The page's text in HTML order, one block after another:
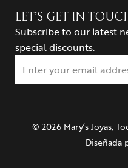
LET’S GET IN
Subscribe to our latest
special discounts.
© 2026 Mary’s Joyas,
Diseñada